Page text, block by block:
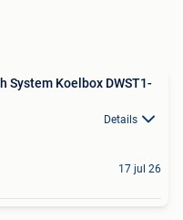
System Koelbox DWST1-
Details
17 jul 26